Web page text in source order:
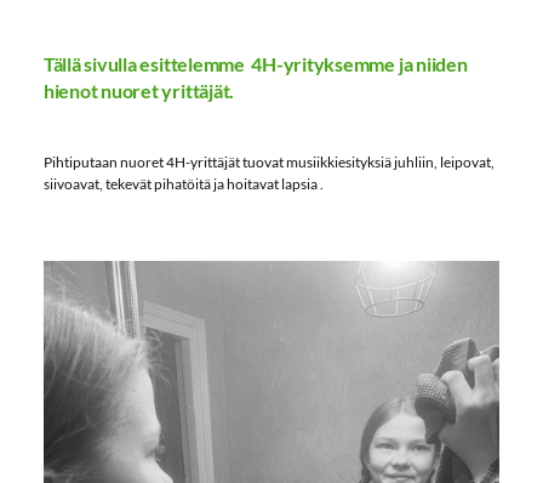
Tällä sivulla esittelemme 4H-yrityksemme ja niiden
hienot nuoret yrittäjät.
Pihtiputaan nuoret 4H-yrittäjät tuovat musiikkiesityksiä juhliin, leipovat,
siivoavat, tekevät pihatöitä ja hoitavat lapsia .